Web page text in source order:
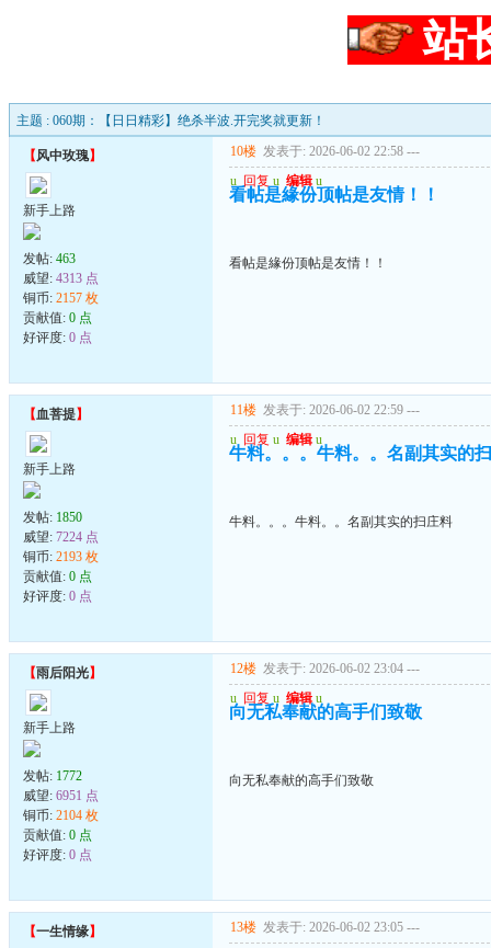
站
主题 : 060期：【日日精彩】绝杀半波.开完奖就更新！
【风中玫瑰】
新手上路
发帖: 463
威望: 4313 点
铜币: 2157 枚
贡献值: 0 点
好评度: 0 点
10楼 发表于: 2026-06-02 22:58 ---
u 回复 u 编辑 u
看帖是緣份顶帖是友情！！
看帖是緣份顶帖是友情！！
【血菩提】
新手上路
发帖: 1850
威望: 7224 点
铜币: 2193 枚
贡献值: 0 点
好评度: 0 点
11楼 发表于: 2026-06-02 22:59 ---
u 回复 u 编辑 u
牛料。。。牛料。。名副其实的
牛料。。。牛料。。名副其实的扫庄料
【雨后阳光】
新手上路
发帖: 1772
威望: 6951 点
铜币: 2104 枚
贡献值: 0 点
好评度: 0 点
12楼 发表于: 2026-06-02 23:04 ---
u 回复 u 编辑 u
向无私奉献的高手们致敬
向无私奉献的高手们致敬
【一生情缘】 13楼 发表于: 2026-06-02 23:05 ---